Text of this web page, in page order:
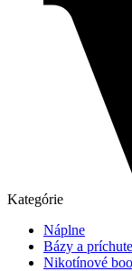
Kategórie
Náplne
Bázy a príchute
Nikotínové